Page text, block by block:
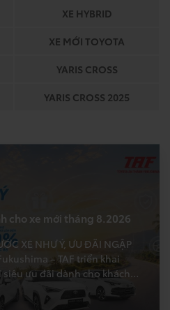
XE HYBRID
XE MỚI TOYOTA
YARIS CROSS
YARIS CROSS 2025
cho xe mới tháng 8.2026
XE NHƯ Ý, ƯU ĐÃI NGẬP
– TAF triển khai
ưu đãi dành cho khách
tháng 07.2026. Cụ thể
đến 31.08.2026 ♥